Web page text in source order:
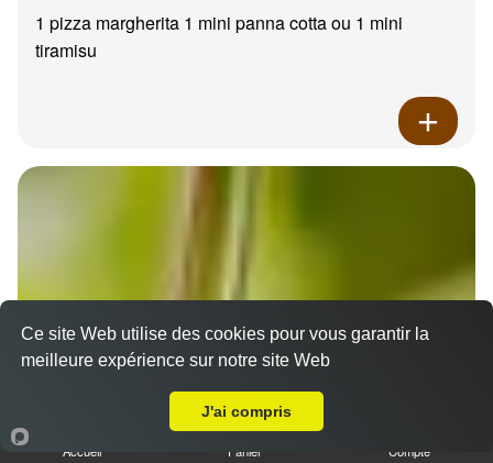
1 pizza margherita 1 mini panna cotta ou 1 mini
tiramisu
Accueil Panier Compte
Ce site Web utilise des cookies pour vous garantir la
meilleure expérience sur notre site Web
J'ai compris